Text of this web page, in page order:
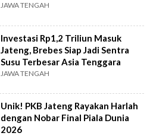
JAWA TENGAH
Investasi Rp1,2 Triliun Masuk
Jateng, Brebes Siap Jadi Sentra
Susu Terbesar Asia Tenggara
JAWA TENGAH
Unik! PKB Jateng Rayakan Harlah
dengan Nobar Final Piala Dunia
2026